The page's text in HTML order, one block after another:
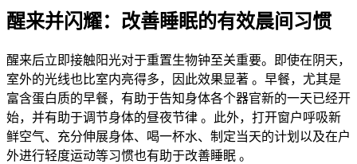
醒来并闪耀：改善睡眠的有效晨间习惯
醒来后立即接触阳光对于重置生物钟至关重要。即使在阴天，
室外的光线也比室内亮得多，因此效果显著 。早餐，尤其是
富含蛋白质的早餐，有助于告知身体各个器官新的一天已经开
始，并有助于调节身体的昼夜节律 。此外，打开窗户呼吸新
鲜空气、充分伸展身体、喝一杯水、制定当天的计划以及在户
外进行轻度运动等习惯也有助于改善睡眠 。